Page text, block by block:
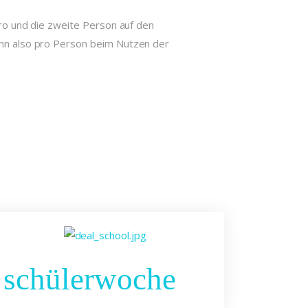
und die zweite Person auf den
also pro Person beim Nutzen der
schülerwoche